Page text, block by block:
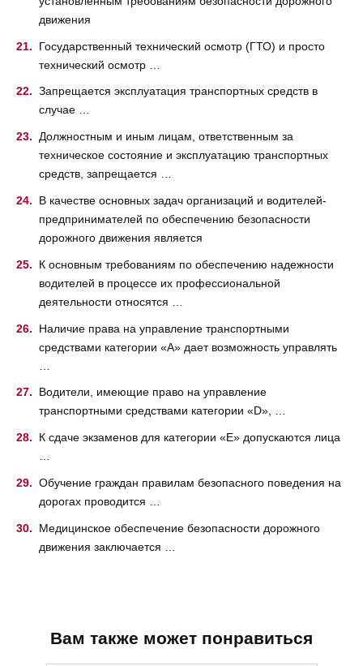
движения
Государственный технический осмотр (ГТО) и просто
технический осмотр …
Запрещается эксплуатация транспортных средств в
случае …
Должностным и иным лицам, ответственным за
техническое состояние и эксплуатацию транспортных
средств, запрещается …
В качестве основных задач организаций и водителей-
предпринимателей по обеспечению безопасности
дорожного движения является
К основным требованиям по обеспечению надежности
водителей в процессе их профессиональной
деятельности относятся …
Наличие права на управление транспортными
средствами категории «А» дает возможность управлять
Водители, имеющие право на управление
транспортными средствами категории «D», …
К сдаче экзаменов для категории «E» допускаются лица
…
Обучение граждан правилам безопасного поведения на
дорогах проводится …
Медицинское обеспечение безопасности дорожного
движения заключается …
Вам также может понравиться